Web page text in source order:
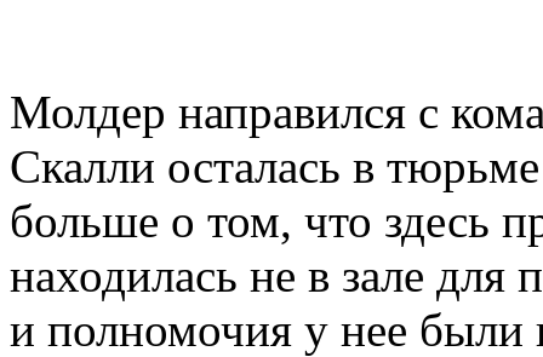
Молдер направился с
Скалли осталась в
больше о том, что здесь
находилась не в зале для
и полномочия у нее были